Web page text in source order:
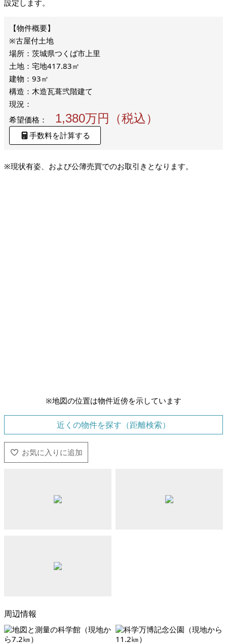
設定します。
※古屋付土地
場所：茨城県つくば市上里
土地：宅地417.83㎡
建物：93㎡
構造：木造瓦葺弐階建て
現況：
希望価格：
1,380万円（税込）
手数料を計算する
※現状有姿、および公簿売買でのお取引きとなります。
※地図の位置は物件近傍を示しています
近くの物件を探す（距離検索）
周辺情報